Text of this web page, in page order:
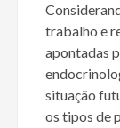
trabalho e
apontadas
situação
os tipos de